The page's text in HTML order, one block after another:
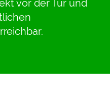
vor der Tür und